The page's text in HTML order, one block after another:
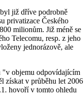
již dříve podrobně
privatizace Českého
milionům. Již méně se
Telecomu, resp. z jeho
jednorázově, ale
"v objemu odpovídajícím
získat v průběhu let 2006
hovoří v tomto ohledu